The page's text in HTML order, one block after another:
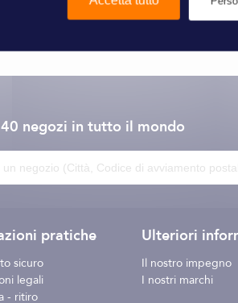
negozi in tutto il mondo
pratiche
sicuro
legali
- ritiro
Ulteriori
Il nostro impegno
I nostri marchi